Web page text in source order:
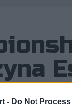
- Do Not